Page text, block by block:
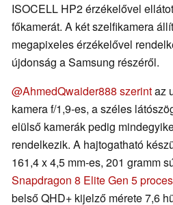
ISOCELL HP2 érzékelővel
főkamerát. A két szelfikamera
megapixeles érzékelővel
újdonság a Samsung részéről.
@AhmedQwaider888 szerintaz
kamera f/1,9-es, a széles
elülső kamerák pedig
rendelkezik. A hajtogatható
161,4 x 4,5 mm-es, 201 gramm
Snapdragon 8 Elite Gen 5
belső QHD+ kijelző mérete 7,6